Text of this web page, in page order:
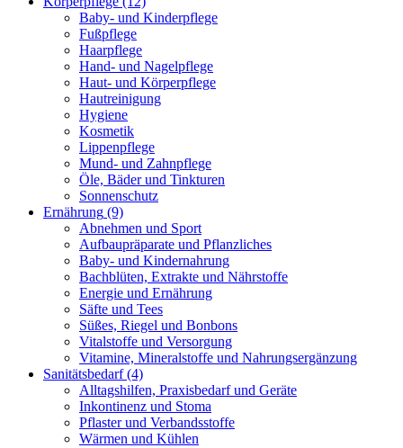
Baby- und Kinderpflege
Fußpflege
Haarpflege
Hand- und Nagelpflege
Haut- und Körperpflege
Hautreinigung
Hygiene
Kosmetik
Lippenpflege
Mund- und Zahnpflege
Öle, Bäder und Tinkturen
Sonnenschutz
Ernährung (9)
Abnehmen und Sport
Aufbaupräparate und Pflanzliches
Baby- und Kindernahrung
Bachblüten, Extrakte und Nährstoffe
Energie und Ernährung
Säfte und Tees
Süßes, Riegel und Bonbons
Vitalstoffe und Versorgung
Vitamine, Mineralstoffe und Nahrungsergänzung
Sanitätsbedarf(4)
Alltagshilfen, Praxisbedarf und Geräte
Inkontinenz und Stoma
Pflaster und Verbandsstoffe
Wärmen und Kühlen